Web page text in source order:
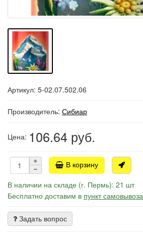
Артикул: 5-02.07.502.06
Производитель: Сибиар
Цена: 106.64 руб.
В корзину
В наличии на складе (г. Пермь): 21 шт
Бесплатно доставим в пункт самовывоза
Задать вопрос